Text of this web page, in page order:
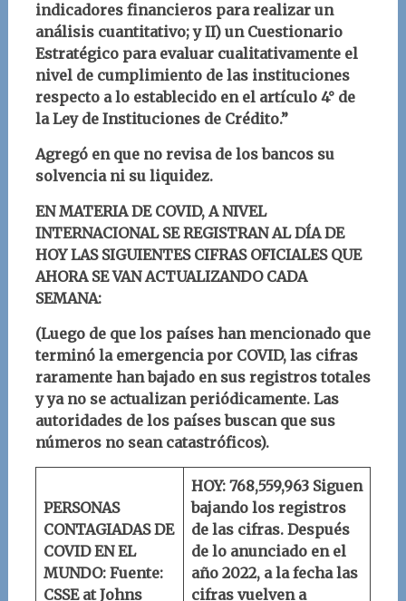
indicadores financieros para realizar un
análisis cuantitativo; y II) un Cuestionario
Estratégico para evaluar cualitativamente el
nivel de cumplimiento de las instituciones
respecto a lo establecido en el artículo 4° de
la Ley de Instituciones de Crédito.”
Agregó en que no revisa de los bancos su
solvencia ni su liquidez.
EN MATERIA DE COVID, A NIVEL
INTERNACIONAL SE REGISTRAN AL DÍA DE
HOY LAS SIGUIENTES CIFRAS OFICIALES QUE
AHORA SE VAN ACTUALIZANDO CADA
SEMANA:
(Luego de que los países han mencionado que
terminó la emergencia por COVID, las cifras
raramente han bajado en sus registros totales
y ya no se actualizan periódicamente. Las
autoridades de los países buscan que sus
números no sean catastróficos).
PERSONAS
CONTAGIADAS DE
COVID EN EL
MUNDO: Fuente:
CSSE at Johns
HOY: 768,559,963 Siguen
bajando los registros
de las cifras. Después
de lo anunciado en el
año 2022, a la fecha las
cifras vuelven a